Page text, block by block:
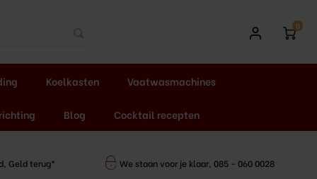
0
Koelkasten Vaatwasmachines
Blog Cocktail recepten
Geld terug* We staan voor je klaar, 085 - 060 0028